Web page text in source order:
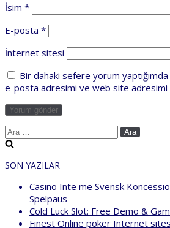
İsim *
E-posta *
İnternet sitesi
Bir dahaki sefere yorum yaptığımda
e-posta adresimi ve web site adresimi
SON YAZILAR
Casino Inte me Svensk
Spelpaus
Cold Luck Slot: Free Demo &
Finest Online poker Internet